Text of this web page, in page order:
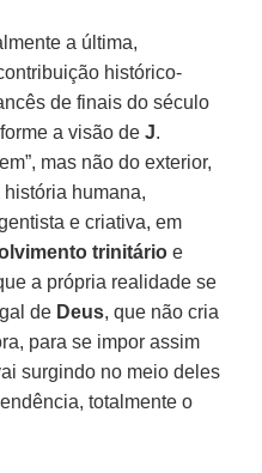
a última,
histórico-
de finais do século
a visão deJ.
mas não do exterior,
humana,
e criativa, em
trinitário e
a própria realidade se
de Deus, que não cria
para se impor assim
surgindo no meio deles
totalmente o